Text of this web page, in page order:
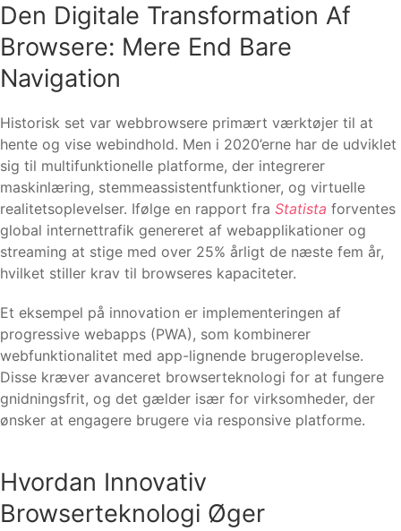
Den Digitale Transformation Af
Browsere: Mere End Bare
Navigation
Historisk set var webbrowsere primært værktøjer til at
hente og vise webindhold. Men i 2020’erne har de udviklet
sig til multifunktionelle platforme, der integrerer
maskinlæring, stemmeassistentfunktioner, og virtuelle
realitetsoplevelser. Ifølge en rapport fra Statista forventes
global internettrafik genereret af webapplikationer og
streaming at stige med over 25% årligt de næste fem år,
hvilket stiller krav til browseres kapaciteter.
Et eksempel på innovation er implementeringen af
progressive webapps (PWA), som kombinerer
webfunktionalitet med app-lignende brugeroplevelse.
Disse kræver avanceret browserteknologi for at fungere
gnidningsfrit, og det gælder især for virksomheder, der
ønsker at engagere brugere via responsive platforme.
Hvordan Innovativ
Browserteknologi Øger